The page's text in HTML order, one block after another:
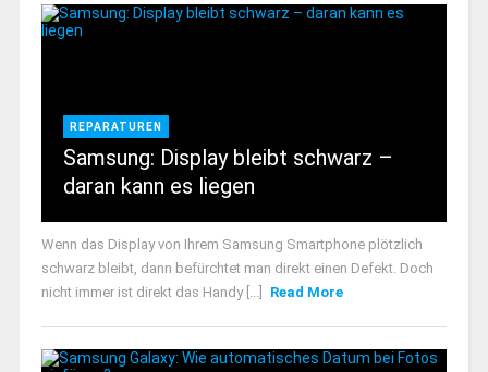
REPARATUREN
Samsung: Display bleibt schwarz –
daran kann es liegen
Wenn das Display von Ihrem Samsung Smartphone plötzlich
schwarz bleibt, dann befürchtet man direkt einen Defekt. Doch
nicht immer ist direkt das Handy [...]
Read More